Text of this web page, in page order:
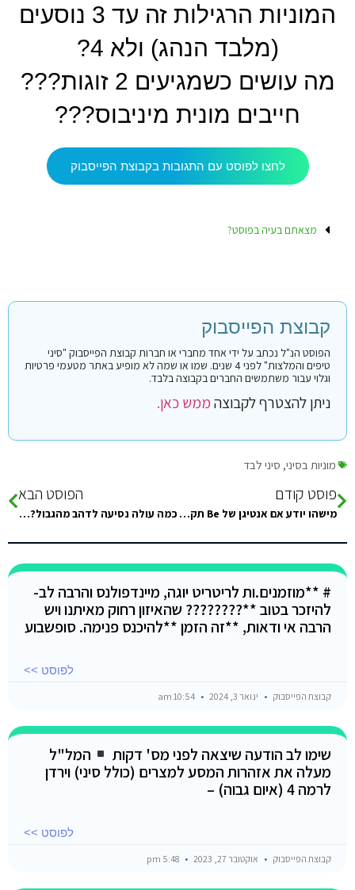
המוניות הרגילות זה עד 3 נוסעים
(מלבד הנהג) ולא 4?
מה עושים כשמגיעים 2 זוגות???
חייבים מונית מיניבוס???
לחצו לפוסט עם התגובות בקבוצת הפייסבוק
מצאתם בעיה בפוסט?
קבוצת הפייסבוק
הפוסט הנ"ל נכתב על ידי אחד מחברי או חברות קבוצת הפייסבוק "סיני
טיפים והמלצות" לפני 4 שנים. שמו או שמה לא מופיע באתר מטעמי פרטיות
וגלוי עבור משתמשים החברים בקבוצה בלבד.
ניתן להצטרף לקבוצהממש כאן.
מוניות בסיני, סיני לבד
פוסט קודם
מישהו יודע אם אנטיגן של Be תקף למעבר?
הפוסט הבא
כמה עולה נסיעה לדהב מהגבול? המלצות על מוניות?
# **מוזמנים.ות לריטריט יוגה, מיינדפולנס והרבה לב-
להיזכר בטוב **???????? שהאיזון רחוק מאיתנו ויש
הרבה אי ודאות, **זה הזמן **להיכנס פנימה. סופשבוע
לפוסט >>
קבוצת הפייסבוק ינואר 3, 2024
שימו לב הודעה שיצאה לפני מס' דקות
המל"ל
מעלה את אזהרות המסע למצרים (כולל סיני) וירדן
לרמה 4 (איום גבוה) –
לפוסט >>
קבוצת הפייסבוק אוקטובר 27, 2023